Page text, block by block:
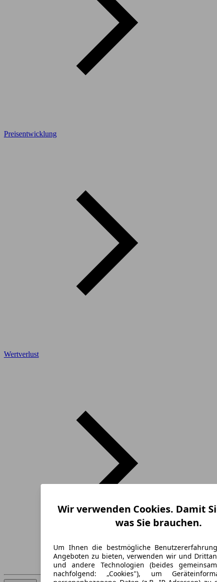
Wir verwenden Cookies. Damit
was Sie brauchen.
Um Ihnen die bestmögliche
Angeboten zu bieten, verwenden wir und
und andere Technologien (beides
nachfolgend: „Cookies"), um
Preisentwicklung
Wertverlust